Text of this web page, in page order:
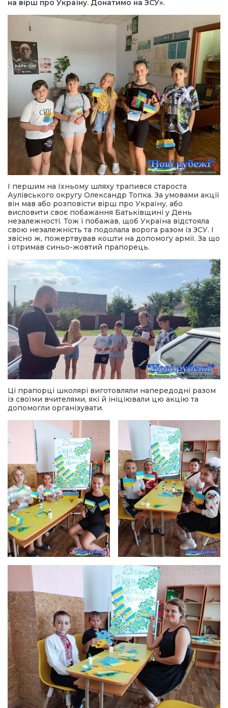
на вірш про Україну. Донатимо на ЗСУ».
І першим на їхньому шляху трапився староста
Аулівського округу Олександр Топка. За умовами акції
він мав або розповісти вірш про Україну, або
висловити своє побажання Батьківщині у День
незалежності. Тож і побажав, щоб Україна відстояла
свою незалежність та подолала ворога разом із ЗСУ. І
звісно ж, пожертвував кошти на допомогу армії. За що
і отримав синьо-жовтий прапорець.
Ці прапорці школярі виготовляли напередодні разом
із своїми вчителями, які й ініціювали цю акцію та
допомогли організувати.